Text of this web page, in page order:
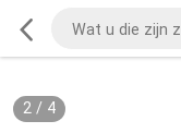
2/ 4